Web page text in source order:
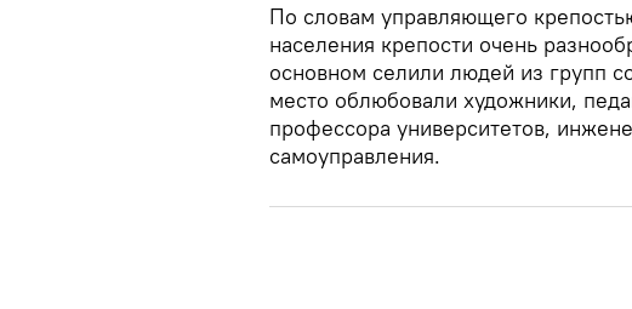
По словам управляющего
населения крепости очень
основном селили людей из групп
место облюбовали художники,
профессора университетов,
самоуправления.